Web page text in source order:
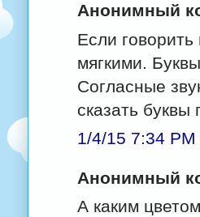
Анонимный
Если
мягкими.
Согласные
сказать буквы
1/4/15 7:34 PM
Анонимный
А каким